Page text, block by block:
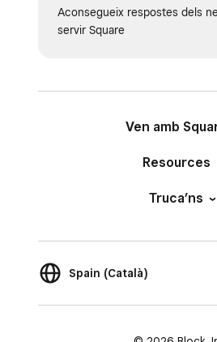
Aconsegueix respostes dels
servir Square
Ven amb
Resources
Truca’ns
Spain (Català)